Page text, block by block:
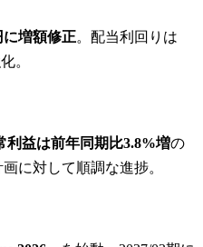
に増額修正。配当利回りは
。
利益は前年同期比3.8%増の
に対して順調な進捗。